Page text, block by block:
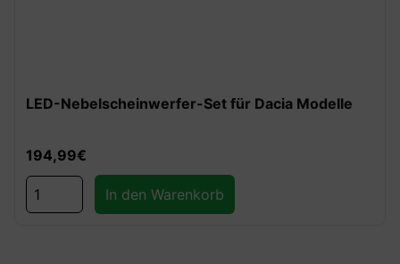
LED-Nebelscheinwerfer-Set für Dacia Modelle
194,99€
In den Warenkorb